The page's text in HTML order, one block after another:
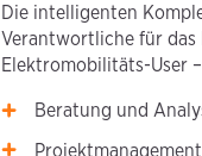
Die intelligenten
Verantwortliche für das
Elektromobilitäts-User
Beratung und